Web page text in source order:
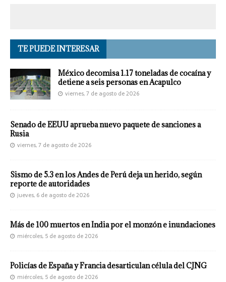
TE PUEDE INTERESAR
México decomisa 1.17 toneladas de cocaína y
detiene a seis personas en Acapulco
viernes, 7 de agosto de 2026
Senado de EEUU aprueba nuevo paquete de sanciones a
Rusia
viernes, 7 de agosto de 2026
Sismo de 5.3 en los Andes de Perú deja un herido, según
reporte de autoridades
jueves, 6 de agosto de 2026
Más de 100 muertos en India por el monzón e inundaciones
miércoles, 5 de agosto de 2026
Policías de España y Francia desarticulan célula del CJNG
miércoles, 5 de agosto de 2026